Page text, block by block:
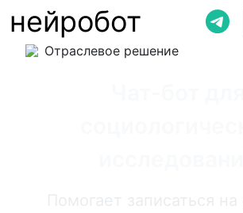
нейробот
Отраслевое решение